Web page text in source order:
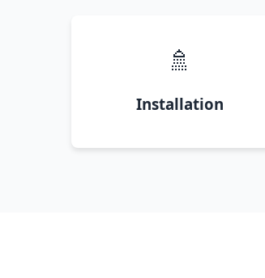
🚿
Installation